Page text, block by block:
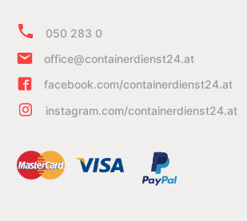
050 283 0
office@containerdienst24.at
facebook.com/containerdienst24.at
instagram.com/containerdienst24.at